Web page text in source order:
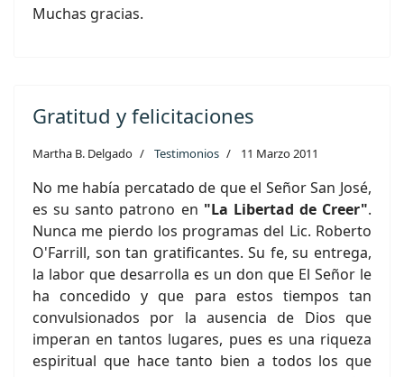
Muchas gracias.
Gratitud y felicitaciones
Martha B. Delgado Testimonios 11 Marzo 2011
No me había percatado de que el Señor San José,
es su santo patrono en "La Libertad de Creer".
Nunca me pierdo los programas del Lic. Roberto
O'Farrill, son tan gratificantes. Su fe, su entrega,
la labor que desarrolla es un don que El Señor le
ha concedido y que para estos tiempos tan
convulsionados por la ausencia de Dios que
imperan en tantos lugares, pues es una riqueza
espiritual que hace tanto bien a todos los que